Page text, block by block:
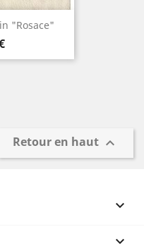
"Rosace"
Retour en haut 

